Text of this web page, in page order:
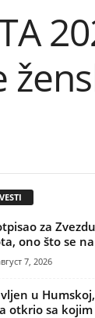
za
ono što se
7, 2026
u
otkrio sa kojim